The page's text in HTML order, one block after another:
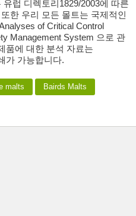
럽 디렉토리1829/2003에 따른
한 우리 모든 몰트는 국제적인
of Critical Control
Management System 으로 관
품에 대한 분석 자료는
가 가능합니다.
malts Bairds Malts